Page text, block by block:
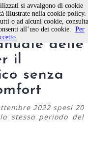
ASL di
delle
il
senza
2022 spesi 20
stesso periodo del
si avvalgono di cookie
illustrate nella cookie policy.
o ad alcuni cookie, consulta
all’uso dei cookie. Per